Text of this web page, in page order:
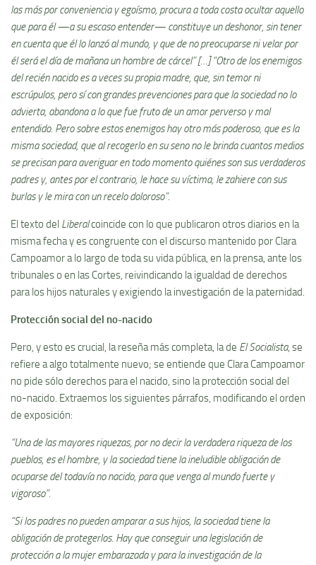
las más por conveniencia y egoísmo, procura a toda costa ocultar aquello
que para él —a su escaso entender— constituye un deshonor, sin tener
en cuenta que él lo lanzó al mundo, y que de no preocuparse ni velar por
él será el día de mañana un hombre de cárcel” […] “Otro de los enemigos
del recién nacido es a veces su propia madre, que, sin temor ni
escrúpulos, pero sí con grandes prevenciones para que la sociedad no lo
advierta, abandona a lo que fue fruto de un amor perverso y mal
entendido. Pero sobre estos enemigos hay otro más poderoso, que es la
misma sociedad, que al recogerlo en su seno no le brinda cuantos medios
se precisan para averiguar en todo momento quiénes son sus verdaderos
padres y, antes por el contrario, le hace su víctima, le zahiere con sus
burlas y le mira con un recelo doloroso”.
El texto del Liberalcoincide con lo que publicaron otros diarios en la
misma fecha y es congruente con el discurso mantenido por Clara
Campoamor a lo largo de toda su vida pública, en la prensa, ante los
tribunales o en las Cortes, reivindicando la igualdad de derechos
para los hijos naturales y exigiendo la investigación de la paternidad.
Protección social del no-nacido
Pero, y esto es crucial, la reseña más completa, la de El Socialista, se
refiere a algo totalmente nuevo; se entiende que Clara Campoamor
no pide sólo derechos para el nacido, sino la protección social del
no-nacido. Extraemos los siguientes párrafos, modificando el orden
de exposición:
“Una de las mayores riquezas, por no decir la verdadera riqueza de los
pueblos, es el hombre, y la sociedad tiene la ineludible obligación de
ocuparse del todavía no nacido, para que venga al mundo fuerte y
vigoroso”.
“Si los padres no pueden amparar a sus hijos, la sociedad tiene la
obligación de protegerlos. Hay que conseguir una legislación de
protección a la mujer embarazada y para la investigación de la